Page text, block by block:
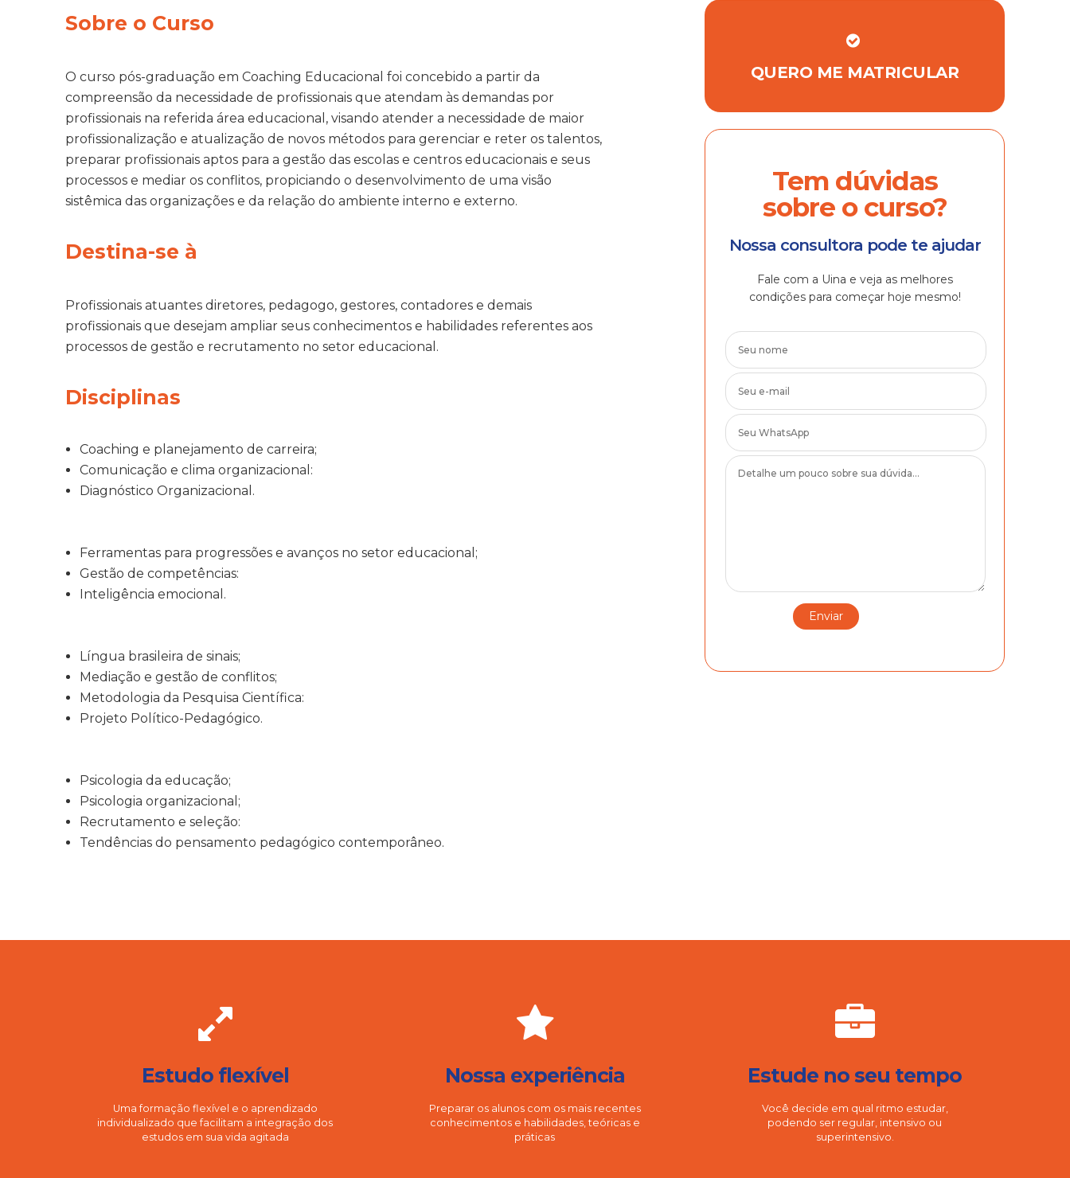
Sobre o Curso
O curso pós-graduação em Coaching Educacional foi concebido a partir da
compreensão da necessidade de profissionais que atendam às demandas por
profissionais na referida área educacional, visando atender a necessidade de maior
profissionalização e atualização de novos métodos para gerenciar e reter os talentos,
preparar profissionais aptos para a gestão das escolas e centros educacionais e seus
processos e mediar os conflitos, propiciando o desenvolvimento de uma visão
sistêmica das organizações e da relação do ambiente interno e externo.
Destina-se à
Profissionais atuantes diretores, pedagogo, gestores, contadores e demais
profissionais que desejam ampliar seus conhecimentos e habilidades referentes aos
processos de gestão e recrutamento no setor educacional.
Disciplinas
Coaching e planejamento de carreira;
Comunicação e clima organizacional:
Diagnóstico Organizacional.
Ferramentas para progressões e avanços no setor educacional;
Gestão de competências:
Inteligência emocional.
Língua brasileira de sinais;
Mediação e gestão de conflitos;
Metodologia da Pesquisa Científica:
Projeto Político-Pedagógico.
Psicologia da educação;
Psicologia organizacional;
Recrutamento e seleção:
Tendências do pensamento pedagógico contemporâneo.
QUERO ME MATRICULAR
Tem dúvidas
sobre o curso?
Nossa consultora pode te ajudar
Fale com a Uina e veja as melhores
condições para começar hoje mesmo!
Estudo flexível
Uma formação flexível e o aprendizado
individualizado que facilitam a integração dos
estudos em sua vida agitada
Nossa experiência
Preparar os alunos com os mais recentes
conhecimentos e habilidades, teóricas e
práticas
Estude no seu tempo
Você decide em qual ritmo estudar,
podendo ser regular, intensivo ou
superintensivo.